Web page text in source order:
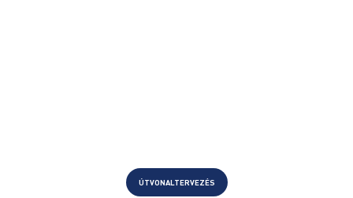
ÚTVONALTERVEZÉS